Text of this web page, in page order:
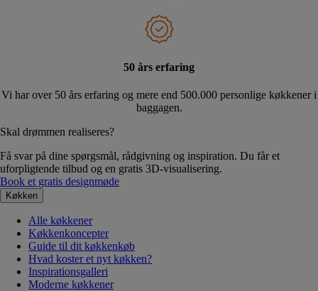
50 års erfaring
Vi har over 50 års erfaring og mere end 500.000 personlige køkkener i
baggagen.
Skal drømmen realiseres?
Få svar på dine spørgsmål, rådgivning og inspiration. Du får et
uforpligtende tilbud og en gratis 3D-visualisering.
Book et gratis designmøde
Køkken
Alle køkkener
Køkkenkoncepter
Guide til dit køkkenkøb
Hvad koster et nyt køkken?
Inspirationsgalleri
Moderne køkkener